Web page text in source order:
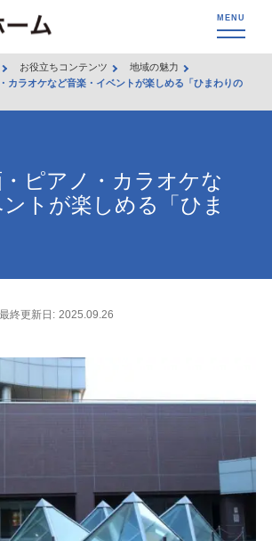
お役立ちコンテンツ
地域の魅力
カラオケなど音楽・イベントが楽しめる「ひまわりの
・ピアノ・カラオケな
トが楽しめる「ひま
最終更新日: 2025.09.26